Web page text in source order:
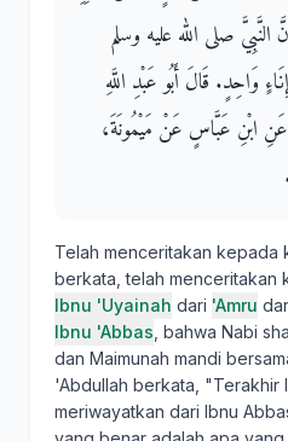
صلى الله عليه وسلم
وَاحِدٍ‏.‏ قَالَ أَبُو عَبْدِ اللَّهِ
عَنِ ابْنِ عَبَّاسٍ عَنْ مَيْمُونَةَ،
Telah menceritakan kepada
berkata, telah menceritakan
Ibnu 'Uyainah dari 'Amru
Ibnu 'Abbas , bahwa Nabi
dan Maimunah mandi
'Abdullah berkata, "Terakhir
meriwayatkan dari Ibnu